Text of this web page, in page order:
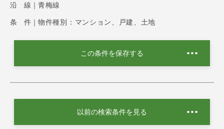
沿 線｜ 青梅線
条 件｜ 物件種別：マンション、戸建、土地
この条件を保存する
以前の検索条件を見る